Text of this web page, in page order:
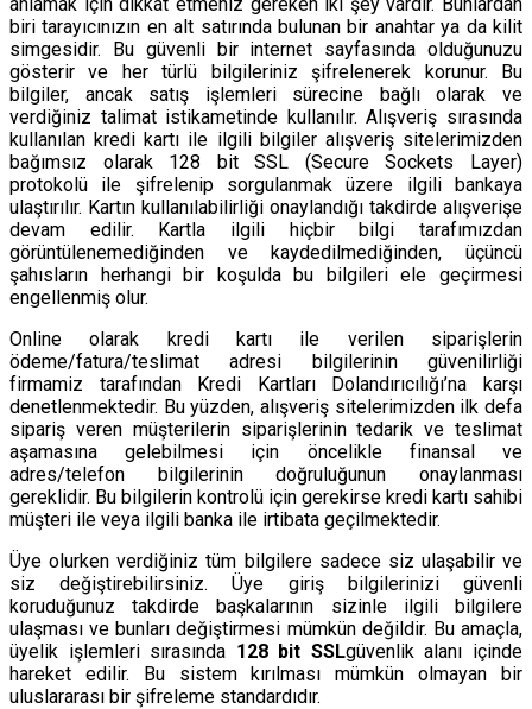
biri tarayıcınızın en alt satırında bulunan bir anahtar ya da kilit
simgesidir. Bu güvenli bir internet sayfasında olduğunuzu
gösterir ve her türlü bilgileriniz şifrelenerek korunur. Bu
bilgiler, ancak satış işlemleri sürecine bağlı olarak ve
verdiğiniz talimat istikametinde kullanılır. Alışveriş sırasında
kullanılan kredi kartı ile ilgili bilgiler alışveriş sitelerimizden
bağımsız olarak 128 bit SSL (Secure Sockets Layer)
protokolü ile şifrelenip sorgulanmak üzere ilgili bankaya
ulaştırılır. Kartın kullanılabilirliği onaylandığı takdirde alışverişe
devam edilir. Kartla ilgili hiçbir bilgi tarafımızdan
görüntülenemediğinden ve kaydedilmediğinden, üçüncü
şahısların herhangi bir koşulda bu bilgileri ele geçirmesi
engellenmiş olur.
Online olarak kredi kartı ile verilen siparişlerin
ödeme/fatura/teslimat adresi bilgilerinin güvenilirliği
firmamiz tarafından Kredi Kartları Dolandırıcılığı’na karşı
denetlenmektedir. Bu yüzden, alışveriş sitelerimizden ilk defa
sipariş veren müşterilerin siparişlerinin tedarik ve teslimat
aşamasına gelebilmesi için öncelikle finansal ve
adres/telefon bilgilerinin doğruluğunun onaylanması
gereklidir. Bu bilgilerin kontrolü için gerekirse kredi kartı sahibi
müşteri ile veya ilgili banka ile irtibata geçilmektedir.
Üye olurken verdiğiniz tüm bilgilere sadece siz ulaşabilir ve
siz değiştirebilirsiniz. Üye giriş bilgilerinizi güvenli
koruduğunuz takdirde başkalarının sizinle ilgili bilgilere
ulaşması ve bunları değiştirmesi mümkün değildir. Bu amaçla,
üyelik işlemleri sırasında 128 bit SSLgüvenlik alanı içinde
hareket edilir. Bu sistem kırılması mümkün olmayan bir
uluslararası bir şifreleme standardıdır.